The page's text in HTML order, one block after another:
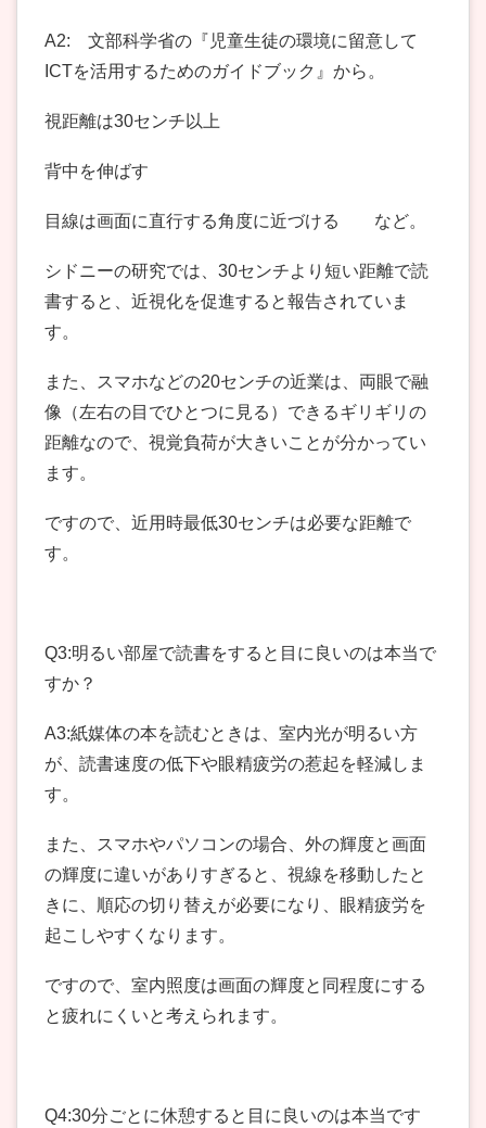
A2: 文部科学省の『児童生徒の環境に留意して
ICTを活用するためのガイドブック』から。
視距離は30センチ以上
背中を伸ばす
目線は画面に直行する角度に近づける など。
シドニーの研究では、30センチより短い距離で読
書すると、近視化を促進すると報告されていま
す。
また、スマホなどの20センチの近業は、両眼で融
像（左右の目でひとつに見る）できるギリギリの
距離なので、視覚負荷が大きいことが分かってい
ます。
ですので、近用時最低30センチは必要な距離で
す。
Q3:明るい部屋で読書をすると目に良いのは本当で
すか？
A3:紙媒体の本を読むときは、室内光が明るい方
が、読書速度の低下や眼精疲労の惹起を軽減しま
す。
また、スマホやパソコンの場合、外の輝度と画面
の輝度に違いがありすぎると、視線を移動したと
きに、順応の切り替えが必要になり、眼精疲労を
起こしやすくなります。
ですので、室内照度は画面の輝度と同程度にする
と疲れにくいと考えられます。
Q4:30分ごとに休憩すると目に良いのは本当です